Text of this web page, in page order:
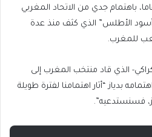
ملف اللاعب البالغ 24 عاما، باهتمام جدي من الاتحاد المغربي
الأطلس” الذي كثف منذ عدة
للمغرب.
الذي قاد منتخب المغرب إلى
بدياز “أثار اهتمامنا لفترة طويلة
فسنستدعيه”.